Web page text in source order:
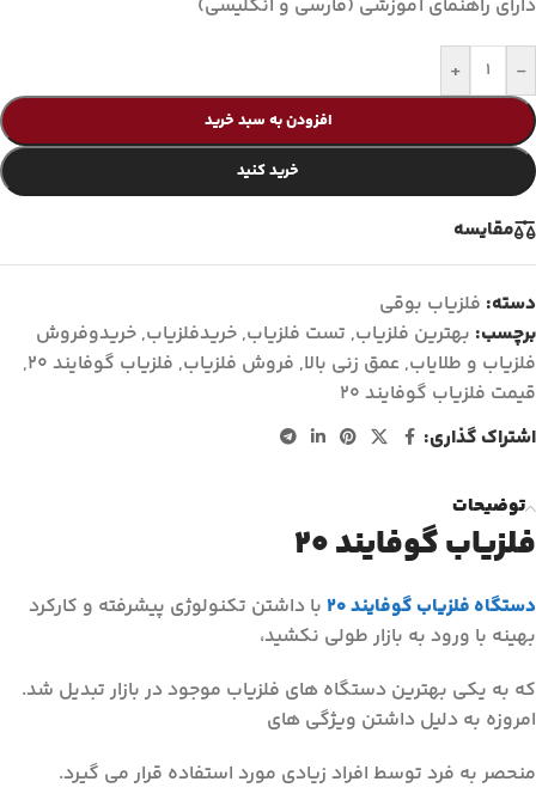
دارای راهنمای آموزشی (فارسی و انگلیسی)
-
+
افزودن به سبد خرید
خرید کنید
مقايسه
دسته: فلزیاب بوقی
برچسب: بهترین فلزیاب, تست فلزیاب, خریدفلزیاب, خریدوفروش
فلزیاب و طلایاب, عمق زنی بالا, فروش فلزیاب, فلزیاب گوفایند ۲۰
,
قیمت فلزیاب گوفایند ۲۰
اشتراک گذاری:
توضیحات
فلزیاب گوفایند ۲۰
دستگاه فلزیاب گوفایند ۲۰
با داشتن تکنولوژی پیشرفته و کارکرد
بهینه با ورود به بازار طولی نکشید،
که به یکی بهترین دستگاه های فلزیاب موجود در بازار تبدیل شد.
امروزه به دلیل داشتن ویژگی های
منحصر به فرد توسط افراد زیادی مورد استفاده قرار می گیرد.